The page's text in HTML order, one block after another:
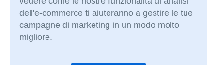
dell'e-commerce ti aiuteranno a gestire le tue
campagne di marketing in un modo molto
migliore.